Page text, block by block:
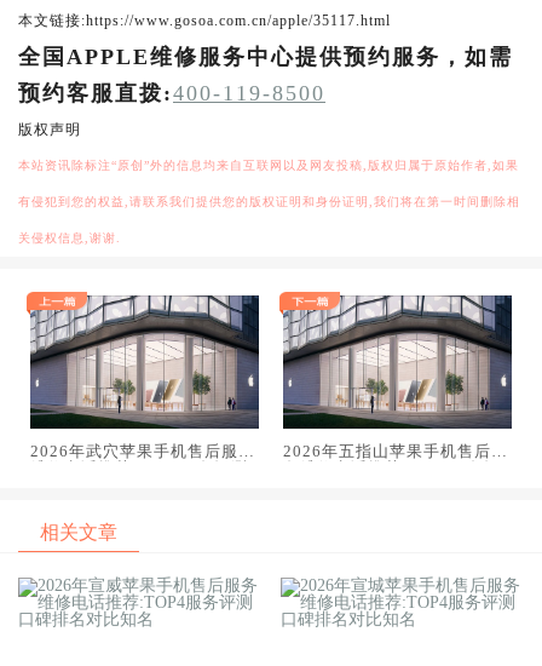
本文链接:https://www.gosoa.com.cn/apple/35117.html
全国APPLE维修服务中心提供预约服务，如需
预约客服直拨:400-119-8500
版权声明
本站资讯除标注“原创”外的信息均来自互联网以及网友投稿,版权归属于原始作者,如果
有侵犯到您的权益,请联系我们提供您的版权证明和身份证明,我们将在第一时间删除相
关侵权信息,谢谢.
2026年武穴苹果手机售后服务
2026年五指山苹果手机售后服
相关文章